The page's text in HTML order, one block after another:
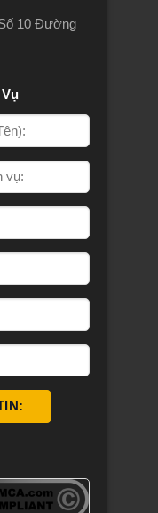
10 Đường